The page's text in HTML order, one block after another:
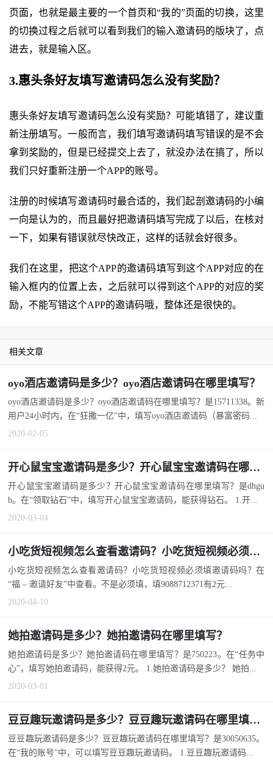
页面，也就是最主要的一个首页和“我的”页面的切换，这里
的切换过程之后就可以看到我们的输入邀请码的版块了，点
进去，就是输入区。
3.惠头条好友填写邀请码怎么没有奖励？
惠头条好友填写邀请码怎么没有奖励？可能填错了，建议重
新注册填写。一般而言，我们填写邀请码填写错误的是不会
拿到奖励的，但是已经提交上去了，就没办法在搞了，所以
我们只好重新注册一个APP的账号。
注册的时候填写邀请码时最合适的，我们起剖邀请码的小编
一向是认为的，而且最好把邀请码填写完成了以后，在核对
一下，如果有错误就尽快改正，这样的话就会好很多。
我们在这里，把这个APP的邀请码填写到这个APP对应的在
输入框内的位置上去，之后就可以得到这个APP的对应的奖
励，不能写错这个APP的邀请码哦，整体还是很快的。
相关文章
oyo酒店邀请码是多少？oyo酒店邀请码在哪里填写？
oyo酒店邀请码是多少？oyo酒店邀请码在哪里填写？是15711338。新
用户24小时内，在“狂撒一亿”中，填写oyo酒店邀请码（暴富密码...
2020-02-05
开心鼠宝宝邀请码是多少？开心鼠宝宝邀请码在哪里填写？
开心鼠宝宝邀请码是多少？开心鼠宝宝邀请码在哪里填写？是dhgu
b。在“领取钻石”中，填写开心鼠宝宝邀请码，能获得钻石。 1.开...
2020-03-04
小吃货短视频怎么查看邀请码？小吃货短视频必须填邀请码吗？
小吃货短视频怎么查看邀请码？小吃货短视频必须填邀请码吗？在
“福 – 邀请好友”中查看。不是必须填，填9088712371有2元...
2020-04-10
她拍邀请码是多少？她拍邀请码在哪里填写？
她拍邀请码是多少？她拍邀请码在哪里填写？是750223。在“任务中
心”，填写她拍邀请码，能获得2元。 1.她拍邀请码是多少？ 她拍...
2020-03-01
豆豆趣玩邀请码是多少？豆豆趣玩邀请码在哪里填写？
豆豆趣玩邀请码是多少？豆豆趣玩邀请码在哪里填写？是30050635。
在“我的账号”中，可以填写豆豆趣玩邀请码。 1.豆豆趣玩邀请码...